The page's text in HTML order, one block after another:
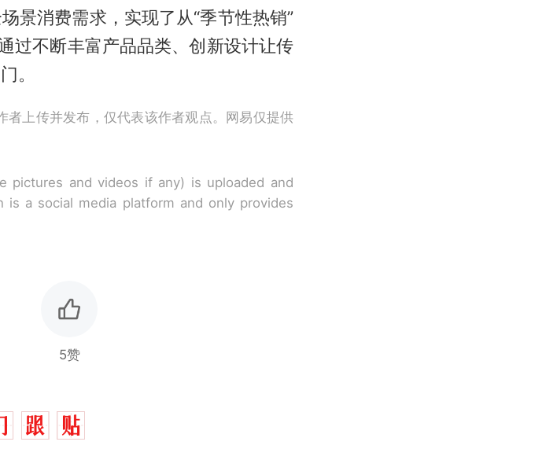
景消费需求，实现了从“季节性热销”
过不断丰富产品品类、创新设计让传
。
者上传并发布，仅代表该作者观点。网易仅提供
pictures and videos if any) is uploaded and
a social media platform and only provides
5赞